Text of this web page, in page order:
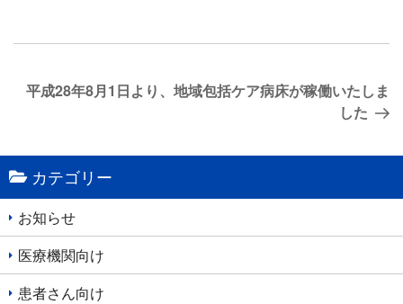
稿
ゲ
ー
シ
ョ
ン
次
稿
平成28年8月1日より、地域包括ケア病床が稼働いたしま
した
カテゴリー
お知らせ
医療機関向け
患者さん向け